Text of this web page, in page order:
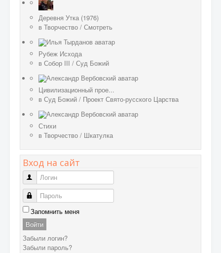
Деревня Утка (1976)
в Творчество / Смотреть
Рубеж Исхода
в Собор III / Суд Божий
Цивилизационный прое...
в Суд Божий / Проект Свято-русского Царства
Стихи
в Творчество / Шкатулка
Вход на сайт
Логин
Пароль
Запомнить меня
Войти
Забыли логин?
Забыли пароль?